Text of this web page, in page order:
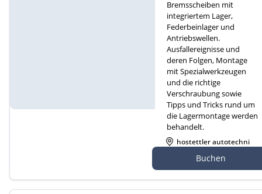
Bremsscheiben mit
integriertem Lager,
Federbeinlager und
Antriebswellen.
Ausfallereignisse und
deren Folgen, Montage
mit Spezialwerkzeugen
und die richtige
Verschraubung sowie
Tipps und Tricks rund um
die Lagermontage werden
behandelt.
hostettler autotechni
7, 6018 Buttisholz
Buchen